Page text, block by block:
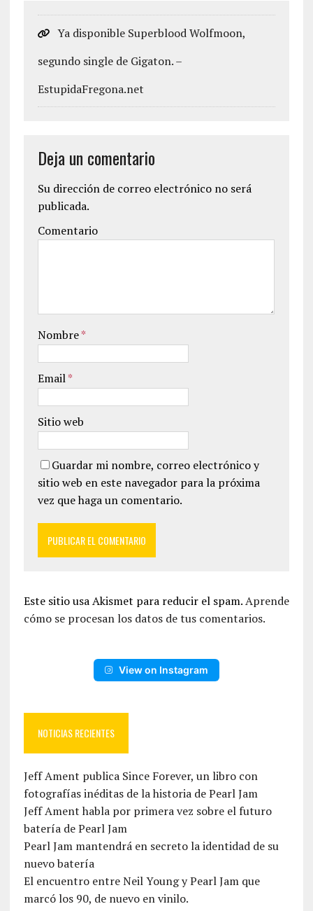
Ya disponible Superblood Wolfmoon,
segundo single de Gigaton. –
EstupidaFregona.net
Deja un comentario
Su dirección de correo electrónico no será
publicada.
Comentario
Nombre*
Email*
Sitio web
Guardar mi nombre, correo electrónico y
sitio web en este navegador para la próxima
vez que haga un comentario.
Este sitio usa Akismet para reducir el spam.Aprende
cómo se procesan los datos de tus comentarios.
View on Instagram
NOTICIAS RECIENTES
Jeff Ament publica Since Forever, un libro con
fotografías inéditas de la historia de Pearl Jam
Jeff Ament habla por primera vez sobre el futuro
batería de Pearl Jam
Pearl Jam mantendrá en secreto la identidad de su
nuevo batería
El encuentro entre Neil Young y Pearl Jam que
marcó los 90, de nuevo en vinilo.